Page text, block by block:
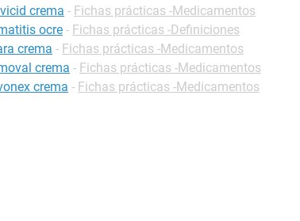
crema - Fichas prácticas -Medicamentos
ocre - Fichas prácticas -Definiciones
crema - Fichas prácticas -Medicamentos
crema - Fichas prácticas -Medicamentos
crema - Fichas prácticas -Medicamentos